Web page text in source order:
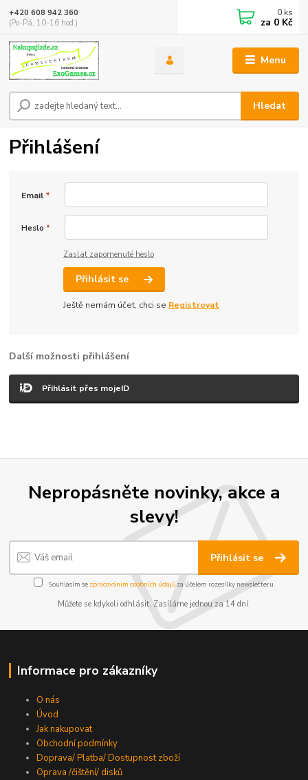
Menu
Hledat
+420 608 942 360
(Po-Pá, 10-16 hod.)
0 ks
za 0 Kč
Přihlášení
Email *
Heslo *
Zaslat zapomenuté heslo
Přihlásit se
Ještě nemám účet, chci se Registrovat
Další možnosti přihlášení
Přihlásit přes mojeID
Nepropásněte novinky, akce a
slevy!
Přihlásit se
Souhlasím se zpracováním osobních údajůza účelem rozesílky newsletteru.
Můžete se kdykoli odhlásit. Zasíláme jednou za 14 dní.
Informace pro zákazníky
O nás
Úvod
Jak nakupovat
Obchodní podmínky
Doprava/ Platba/ Dostupnost zboží
Oprava /čištění/ disků